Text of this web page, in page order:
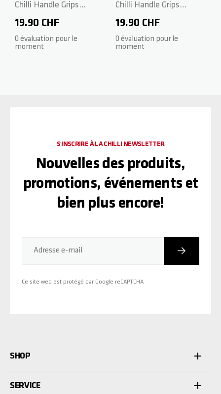
Chilli Handle Grips
Standard 2.0 - 140mm -
Sun Orange
19.90 CHF
0 évaluation pour le
moment
Chilli Handle Grips
Standard 2.0 - 140mm -
Ice Blue
19.90 CHF
0 évaluation pour le
moment
Adresse e-mail Inscription
Ce site web est protégé par Google reCAPTCHA
S'INSCRIRE À LA CHILLI NEWSLETTER
Nouvelles des produits,
promotions, événements et
bien plus encore!
SHOP
SERVICE